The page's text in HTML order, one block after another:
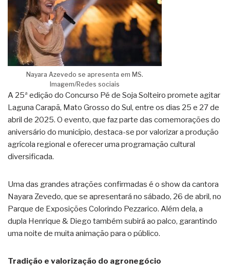
Nayara Azevedo se apresenta em MS.
Imagem/Redes sociais
A 25ª edição do Concurso Pé de Soja Solteiro promete agitar
Laguna Carapã, Mato Grosso do Sul, entre os dias 25 e 27 de
abril de 2025. O evento, que faz parte das comemorações do
aniversário do município, destaca-se por valorizar a produção
agrícola regional e oferecer uma programação cultural
diversificada.
Uma das grandes atrações confirmadas é o show da cantora
Nayara Zevedo, que se apresentará no sábado, 26 de abril, no
Parque de Exposições Colorindo Pezzarico. Além dela, a
dupla Henrique & Diego também subirá ao palco, garantindo
uma noite de muita animação para o público.
Tradição e valorização do agronegócio